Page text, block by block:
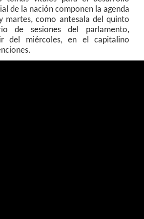
de la nación componen la agenda
martes, como antesala del quinto
de sesiones del parlamento,
del miércoles, en el capitalino